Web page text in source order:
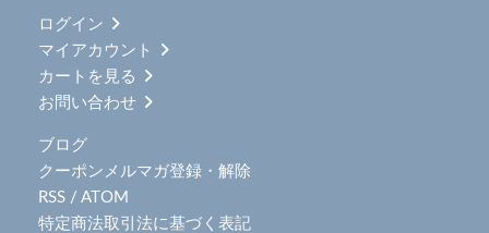
ログイン
マイアカウント
カートを見る
お問い合わせ
ブログ
クーポンメルマガ登録・解除
RSS / ATOM
特定商法取引法に基づく表記